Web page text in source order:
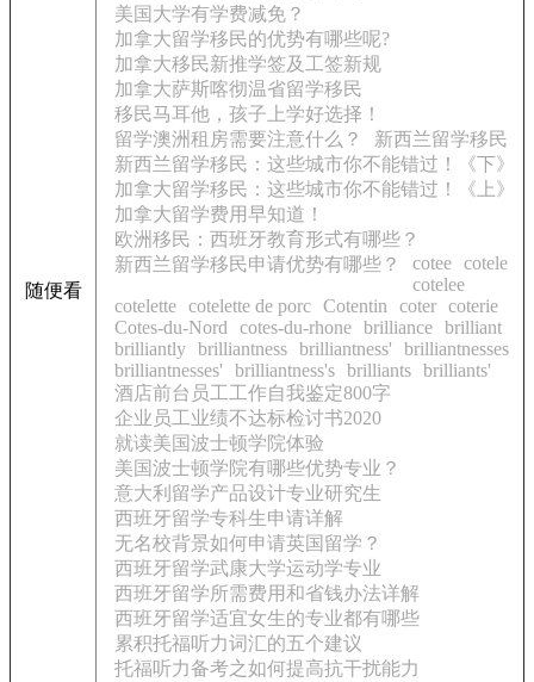
随便看
美国大学有学费减免？
加拿大留学移民的优势有哪些呢?
加拿大移民新推学签及工签新规
加拿大萨斯喀彻温省留学移民
移民马耳他，孩子上学好选择！
留学澳洲租房需要注意什么？
新西兰留学移民
新西兰留学移民：这些城市你不能错过！《下》
加拿大留学移民：这些城市你不能错过！《上》
加拿大留学费用早知道！
欧洲移民：西班牙教育形式有哪些？
新西兰留学移民申请优势有哪些？
cotee cotele
cotelee
cotelette cotelette de porc Cotentin coter coterie
Cotes-du-Nord
cotes-du-rhone brilliance brilliant
brilliantly brilliantness brilliantness'
brilliantnesses
brilliantnesses'
brilliantness's brilliants brilliants'
酒店前台员工工作自我鉴定800字
企业员工业绩不达标检讨书2020
就读美国波士顿学院体验
美国波士顿学院有哪些优势专业？
意大利留学产品设计专业研究生
西班牙留学专科生申请详解
无名校背景如何申请英国留学？
西班牙留学武康大学运动学专业
西班牙留学所需费用和省钱办法详解
西班牙留学适宜女生的专业都有哪些
累积托福听力词汇的五个建议
托福听力备考之如何提高抗干扰能力